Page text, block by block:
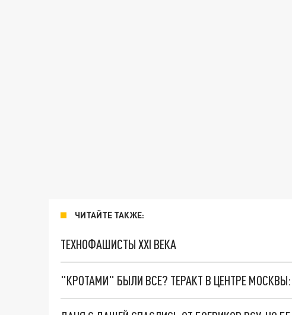
ЧИТАЙТЕ ТАКЖЕ:
ТЕХНОФАШИСТЫ XXI ВЕКА
"КРОТАМИ" БЫЛИ ВСЕ? ТЕРАКТ В ЦЕНТРЕ